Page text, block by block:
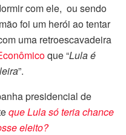
com ele, ou sendo
foi um herói ao tentar
uma retroescavadeira
que “Lula é
”.
presidencial de
que Lula só teria chance
eleito?